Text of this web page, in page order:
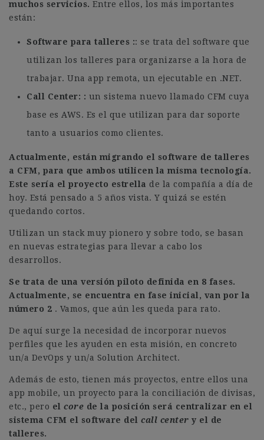
muchos servicios. Entre ellos, los más importantes
están:
Software para talleres
: se trata del software que
utilizan los talleres para organizarse a la hora de
trabajar. Una app remota, un ejecutable en .NET.
Call Center:
un sistema nuevo llamado CFM cuya
base es AWS. Es el que utilizan para dar soporte
tanto a usuarios como clientes.
Actualmente, están migrando el software de talleres
a CFM, para que ambos utilicen la misma tecnología.
Este sería el proyecto estrella de la compañía a día de
hoy. Está pensado a 5 años vista. Y quizá se estén
quedando cortos.
Utilizan un stack muy pionero y sobre todo, se basan
en nuevas estrategias para llevar a cabo los
desarrollos.
Se trata de una versión piloto definida en 8 fases.
Actualmente, se encuentra en fase inicial, van por la
número 2 . Vamos, que aún les queda para rato.
De aquí surge la necesidad de incorporar nuevos
perfiles que les ayuden en esta misión, en concreto
un/a DevOps y un/a Solution Architect.
Además de esto, tienen más proyectos, entre ellos una
app mobile, un proyecto para la conciliación de divisas,
etc., pero el core de la posición será centralizar en el
sistema CFM el software del call center y el de
talleres.